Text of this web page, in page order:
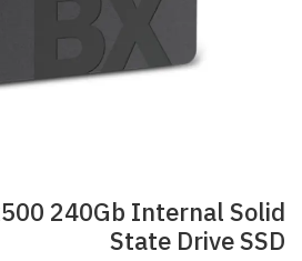
240Gb Internal Solid
State Drive SSD